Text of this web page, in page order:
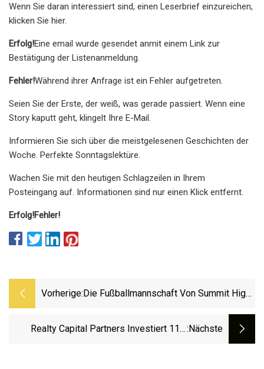
Wenn Sie daran interessiert sind, einen Leserbrief einzureichen,
klicken Sie hier.
Erfolg!Eine email wurde gesendet anmit einem Link zur
Bestätigung der Listenanmeldung.
Fehler!Während ihrer Anfrage ist ein Fehler aufgetreten.
Seien Sie der Erste, der weiß, was gerade passiert. Wenn eine
Story kaputt geht, klingelt Ihre E-Mail.
Informieren Sie sich über die meistgelesenen Geschichten der
Woche. Perfekte Sonntagslektüre.
Wachen Sie mit den heutigen Schlagzeilen in Ihrem
Posteingang auf. Informationen sind nur einen Klick entfernt.
Erfolg!Fehler!
Vorherige: Die Fußballmannschaft Von Summit High
Heimeröffnungsspiel Gegen Basalt
Realty Capital Partners Investiert 11,7:nächste